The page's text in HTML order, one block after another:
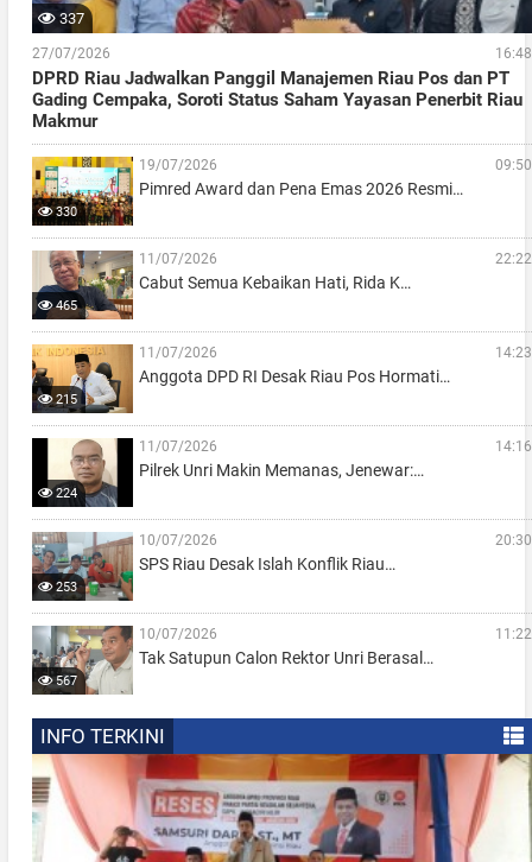
337
27/07/2026 16:48
DPRD Riau Jadwalkan Panggil Manajemen Riau Pos dan PT
Gading Cempaka, Soroti Status Saham Yayasan Penerbit Riau
Makmur
330
19/07/2026 09:50
Pimred Award dan Pena Emas 2026 Resmi…
465
11/07/2026 22:22
Cabut Semua Kebaikan Hati, Rida K…
215
11/07/2026 14:23
Anggota DPD RI Desak Riau Pos Hormati…
224
11/07/2026 14:16
Pilrek Unri Makin Memanas, Jenewar:…
253
10/07/2026 20:30
SPS Riau Desak Islah Konflik Riau…
567
10/07/2026 11:22
Tak Satupun Calon Rektor Unri Berasal…
INFO TERKINI